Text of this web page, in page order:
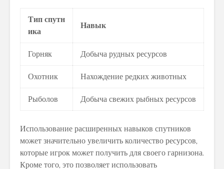
Тип спутн
ика
Навык
Горняк Добыча рудных ресурсов
Охотник Нахождение редких животных
Рыболов Добыча свежих рыбных ресурсов
Использование расширенных навыков спутников
может значительно увеличить количество ресурсов,
которые игрок может получить для своего гарнизона.
Кроме того, это позволяет использовать